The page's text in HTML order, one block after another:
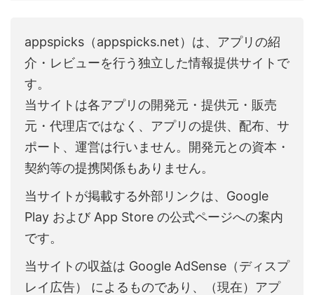
appspicks（appspicks.net）は、アプリの紹
介・レビューを行う独立した情報提供サイトで
す。
当サイトは各アプリの開発元・提供元・販売
元・代理店ではなく、アプリの提供、配布、サ
ポート、運営は行いません。開発元との資本・
契約等の提携関係もありません。
当サイトが掲載する外部リンクは、Google
Play および App Store の公式ページへの案内
です。
当サイトの収益は Google AdSense（ディスプ
レイ広告） によるものであり、（現在）アプ